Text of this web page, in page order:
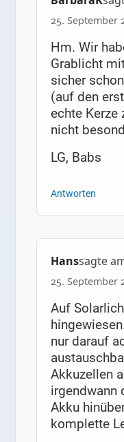
25. September
Hm. Wir
Grablicht
sicher
(auf den
echte Kerze
nicht
LG, Babs
Antworten
Hanssagte
25. September
Auf
nur darauf
Akkuzellen
irgendwann
Akku
komplette